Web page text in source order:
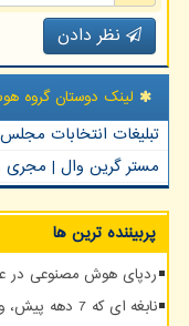
نظر دادن
لینک دوستان گروه
تبلیغات انتخابات مجلس
مستر گرین وال | مجری
پربیننده ترین ها
ردپای هوش مصنوعی در
نابغه ای که 7 دهه پیش، وارد عصر هوش مصنوعی شد